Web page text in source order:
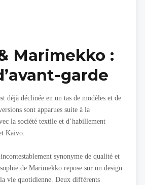
Marimekko :
garde
déjà déclinée en un tas de modèles et de
sont apparues suite à la
la société textile et d’habillement
Kaivo.
synonyme de qualité et
de Marimekko repose sur un design
vie quotidienne. Deux différents